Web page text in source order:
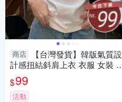
商店
【台灣發貨】韓版氣質設
計感扭結斜肩上衣 衣服 女裝 t
恤 短袖t恤 上衣【T714】
$99
活動